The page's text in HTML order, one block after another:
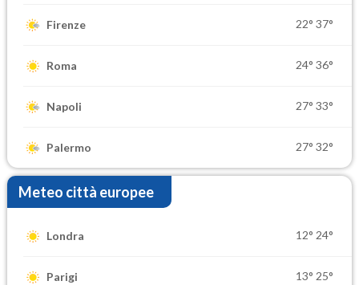
Firenze 22° 37°
Roma 24° 36°
Napoli 27° 33°
Palermo 27° 32°
Meteo città europee
Londra 12° 24°
Parigi 13° 25°